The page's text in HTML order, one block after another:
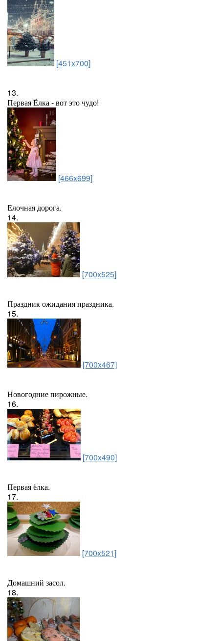
[451x700]
13.
Первая Ёлка - вот это чудо!
[466x699]
Елочная дорога.
14.
[700x525]
Праздник ожидания праздника.
15.
[700x467]
Новогодние пирожные.
16.
[700x490]
Первая ёлка.
17.
[700x521]
Домашний засол.
18.